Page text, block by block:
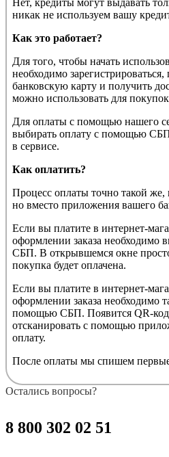
Нет, кредиты могут выдавать
никак не используем вашу
Как это работает?
Для того, чтобы начать
необходимо
банковскую карту и получить
можно использовать для
Для оплаты с помощью нашего
выбирать оплату с помощью
в сервисе.
Как оплатить?
Процесс оплаты точно такой же,
но вместо приложения вашего
Если вы платите в интернет-
оформлении заказа необходимо
СБП. В открывшемся окне
покупка будет оплачена.
Если вы платите в интернет-
оформлении заказа необходимо
помощью СБП. Появится QR-
отсканировать с помощью
оплату.
После оплаты мы спишем
Остались вопросы?
8 800 302 02 51